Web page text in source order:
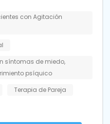
con Agitación
síntomas de miedo,
psíquico
Terapia de Pareja